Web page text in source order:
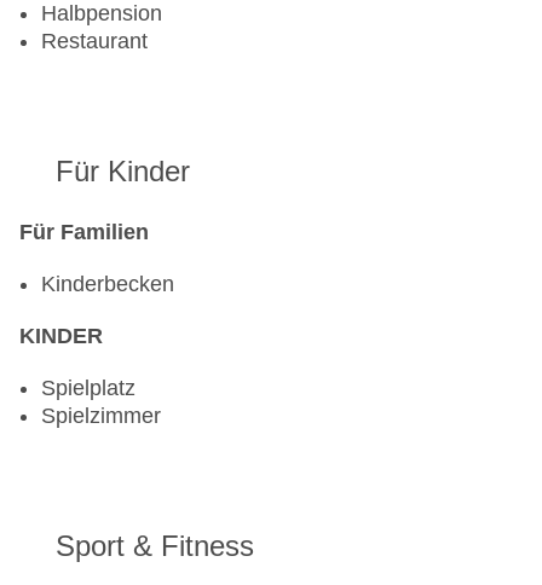
Halbpension
Restaurant
Für Kinder
Für Familien
Kinderbecken
KINDER
Spielplatz
Spielzimmer
Sport & Fitness